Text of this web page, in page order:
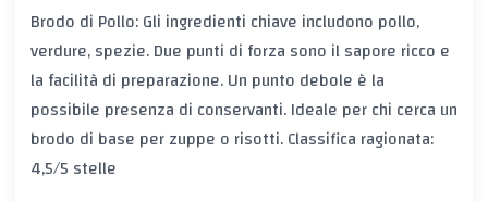
Brodo di Pollo: Gli ingredienti chiave includono pollo,
verdure, spezie. Due punti di forza sono il sapore ricco e
la facilità di preparazione. Un punto debole è la
possibile presenza di conservanti. Ideale per chi cerca un
brodo di base per zuppe o risotti. Classifica ragionata:
4,5/5 stelle